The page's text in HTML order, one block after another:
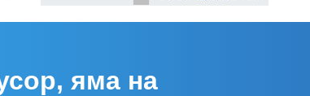
яма на